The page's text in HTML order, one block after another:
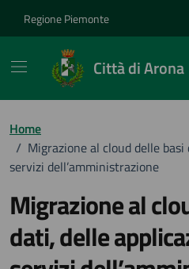
Regione Piemonte
Città di Arona
Home
/ Migrazione al cloud delle
servizi dell’amministrazione
Migrazione al
dati, delle